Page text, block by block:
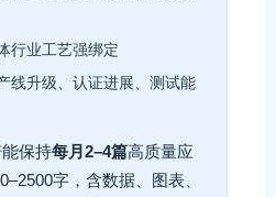
行业工艺强绑定
线升级、认证进展、测试能
保持每月2–4篇高质量应
字，含数据、图表、